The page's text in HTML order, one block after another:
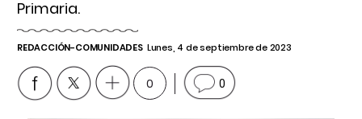
Primaria.
REDACCIÓN-COMUNIDADES Lunes, 4 de septiembre de 2023
0 0